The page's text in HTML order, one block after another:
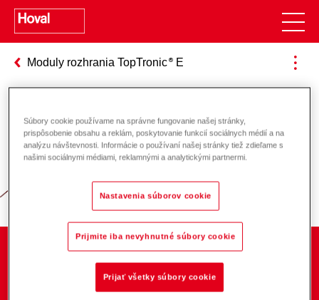
Moduly rozhrania TopTronic E
Zodpovednosť za energiu a životné
prostredie
O spoločnosti
Súbory cookie používame na správne fungovanie našej stránky,
prispôsobenie obsahu a reklám, poskytovanie funkcií sociálnych médií a na
analýzu návštevnosti. Informácie o používaní našej stránky tiež zdieľame s
našimi sociálnymi médiami, reklamnými a analytickými partnermi.
Nastavenia súborov cookie
Prijmite iba nevyhnutné súbory cookie
Prijať všetky súbory cookie